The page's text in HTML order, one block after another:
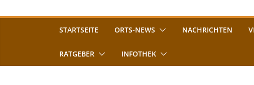
STARTSEITE ORTS-NEWS NACHRICHTEN
RATGEBER INFOTHEK